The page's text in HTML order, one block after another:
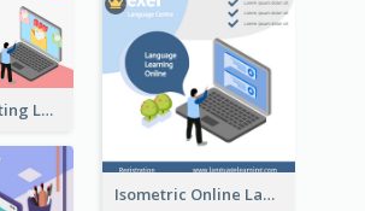
Digital Marketing Landing Site With Interesting Isometric Graphic
Isometric Online Language Learning Instagram Pos